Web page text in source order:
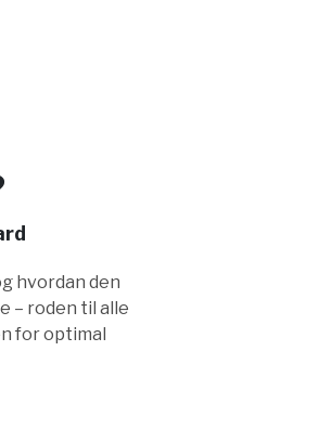
hvordan den
– roden til alle
for optimal